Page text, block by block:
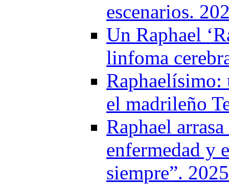
escenarios.
Un Raphael
linfoma
Raphaelísimo:
el madrileño
Raphael
enfermedad y
siempre”. 2025